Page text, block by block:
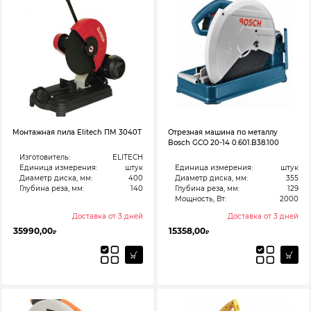
Монтажная пила Elitech ПМ 3040Т
Изготовитель:
ELITECH
Единица измерения:
штук
Диаметр диска, мм:
400
Глубина реза, мм:
140
Доставка от 3 дней
35990,00₽
Отрезная машина по металлу
Bosch GCO 20-14 0.601.B38.100
Единица измерения:
штук
Диаметр диска, мм:
355
Глубина реза, мм:
129
Мощность, Вт:
2000
Доставка от 3 дней
15358,00₽